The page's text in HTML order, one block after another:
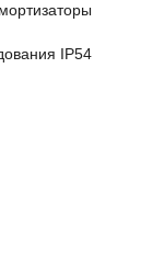
IP54